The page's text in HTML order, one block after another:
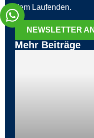
dem Laufenden.
NEWSLETTER
Mehr Beiträge